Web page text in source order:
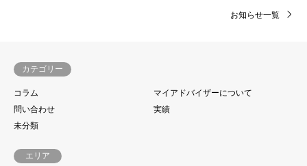
お知らせ一覧
カテゴリー
コラム
マイアドバイザーについて
問い合わせ
実績
未分類
エリア